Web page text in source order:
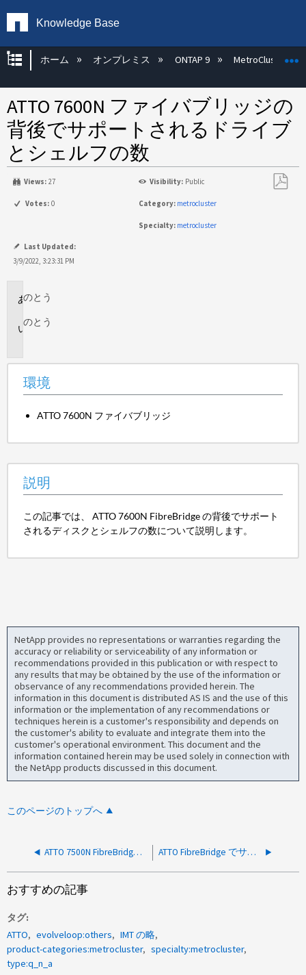
Knowledge Base
グローバル階層を展開/折りたたむ
ホーム オンプレミス ONTAP 9 MetroCluster
ATTO 7600N ファイバブリッジの
背後でサポートされるドライブ
とシェルフの数
Views: 27 Visibility: Public
Votes: 0 Category: metrocluster
Specialty: metrocluster
Last Updated:
3/9/2022, 3:23:31 PM
環
説
のとう
のとう
環境
ATTO 7600N ファイバブリッジ
説明
この記事では、 ATTO 7600N FibreBridge の背後でサポート
されるディスクとシェルフの数について説明します。
NetApp provides no representations or warranties regarding the
accuracy or reliability or serviceability of any information or
recommendations provided in this publication or with respect to
any results that may be obtained by the use of the information or
observance of any recommendations provided herein. The
information in this document is distributed AS IS and the use of this
information or the implementation of any recommendations or
techniques herein is a customer's responsibility and depends on
the customer's ability to evaluate and integrate them into the
customer's operational environment. This document and the
information contained herein may be used solely in connection with
the NetApp products discussed in this document.
このページのトップへ
ATTO 7500N FibreBridge ではサポートされるドライブとシェルフの数はいくつですか。 ATTO FibreBridge でサポートされるドライブとシェルフの数
おすすめの記事
タグ
ATTO
evolveloop:others
IMT の略
product-categories:metrocluster
specialty:metrocluster
type:q_n_a